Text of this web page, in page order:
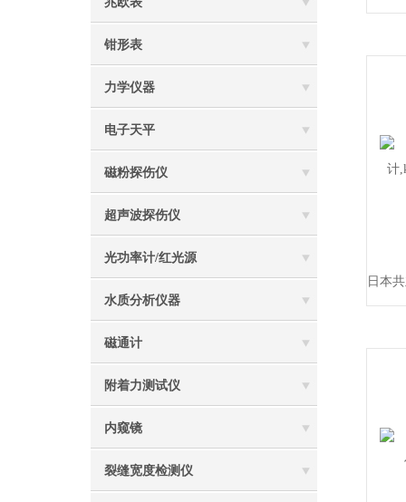
钳形表
力学仪器
电子天平
磁粉探伤仪
超声波探伤仪
光功率计/红光源
水质分析仪器
磁通计
附着力测试仪
内窥镜
裂缝宽度检测仪